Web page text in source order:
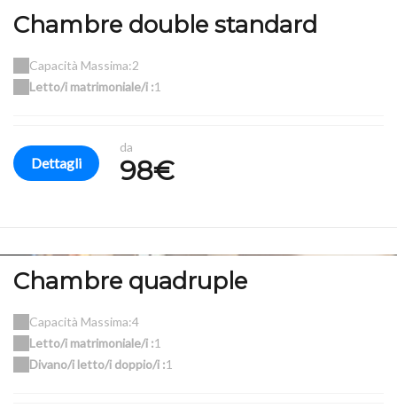
Chambre double standard
Capacità Massima:2
Letto/i matrimoniale/i :1
Dettagli
da
98€
Chambre quadruple
Capacità Massima:4
Letto/i matrimoniale/i :1
Divano/i letto/i doppio/i :1